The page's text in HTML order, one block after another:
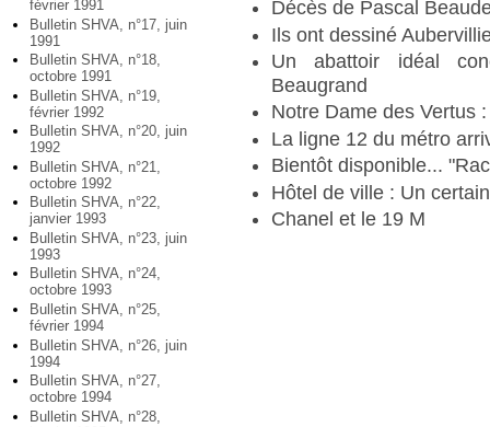
février 1991
Bulletin SHVA, n°17, juin
1991
Bulletin SHVA, n°18,
octobre 1991
Bulletin SHVA, n°19,
février 1992
Bulletin SHVA, n°20, juin
1992
Bulletin SHVA, n°21,
octobre 1992
Bulletin SHVA, n°22,
janvier 1993
Bulletin SHVA, n°23, juin
1993
Bulletin SHVA, n°24,
octobre 1993
Bulletin SHVA, n°25,
février 1994
Bulletin SHVA, n°26, juin
1994
Bulletin SHVA, n°27,
octobre 1994
Bulletin SHVA, n°28,
Décès de Pascal
Ils ont dessiné
Un abattoir idéal
Beaugrand
Notre Dame des Vertus
La ligne 12 du métro
Bientôt disponible...
Hôtel de ville : Un
Chanel et le 19 M